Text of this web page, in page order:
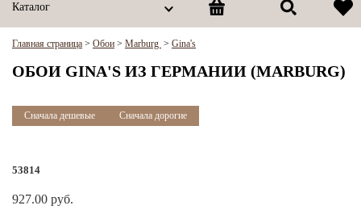
Каталог
Главная страница > Обои > Marburg > Gina's
ОБОИ GINA'S ИЗ ГЕРМАНИИ (MARBURG)
Сначала дешевые Сначала дорогие
53814
927.00 руб.